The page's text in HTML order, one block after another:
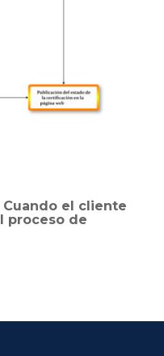
Cuando el cliente
proceso de